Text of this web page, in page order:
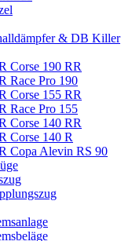
& DB Killer
Corse 190 RR
Race Pro 190
Corse 155 RR
Race Pro 155
Corse 140 RR
Corse 140 R
Copa Alevin RS 90